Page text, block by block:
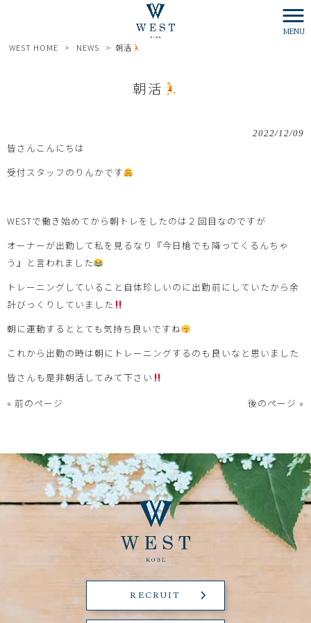
MENU
WEST HOME > NEWS > 朝活
朝活
2022/12/09
皆さんこんにちは
受付スタッフのりんかです
WESTで働き始めてから朝トレをしたのは２回目なのですが
オーナーが出勤して私を見るなり『今日槍でも降ってくるんちゃ
う』と言われました
トレーニングしていること自体珍しいのに出勤前にしていたから余
計びっくりしていました
朝に運動するととても気持ち良いですね
これから出勤の時は朝にトレーニングするのも良いなと思いました
皆さんも是非朝活してみて下さい
« 前のページ
後のページ »
RECRUIT